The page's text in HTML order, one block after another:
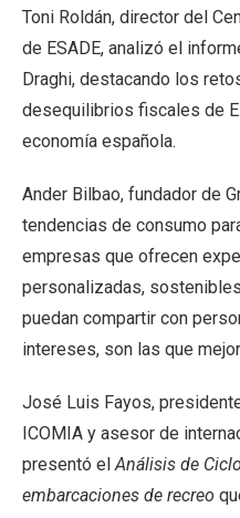
Toni Roldán, director del
de ESADE, analizó el
Draghi, destacando los
desequilibrios fiscales de
economía española.
Ander Bilbao, fundador de
tendencias de consumo
empresas que ofrecen
personalizadas,
puedan compartir con
intereses, son las que
José Luis Fayos,
ICOMIA y asesor de
presentó elAnálisis de
embarcaciones de recreo